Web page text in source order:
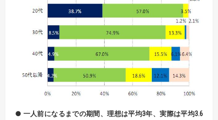
● 一人前になるまでの期間、理想は平均3年、実際は平均3.6